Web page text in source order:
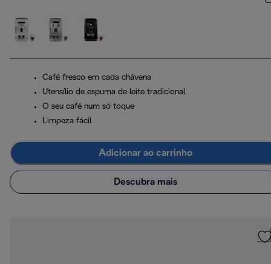
Café fresco em cada chávena
Utensílio de espuma de leite tradicional
O seu café num só toque
Limpeza fácil
Adicionar ao carrinho
Descubra mais